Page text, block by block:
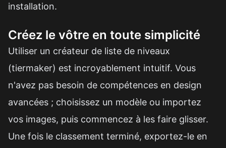
installation.
Créez le vôtre en toute simplicité
Utiliser un créateur de liste de niveaux
(tiermaker) est incroyablement intuitif. Vous
n'avez pas besoin de compétences en design
avancées ; choisissez un modèle ou importez
vos images, puis commencez à les faire glisser.
Une fois le classement terminé, exportez-le en